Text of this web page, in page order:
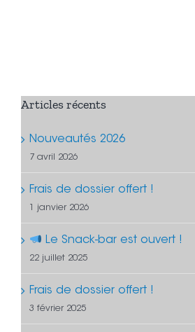
Articles récents
Nouveautés 2026
7 avril 2026
Frais de dossier offert !
1 janvier 2026
Le Snack-bar est ouvert !
22 juillet 2025
Frais de dossier offert !
3 février 2025